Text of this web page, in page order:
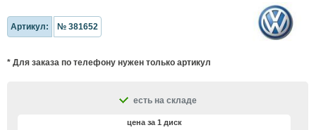
Артикул: № 381652
* Для заказа по телефону нужен только артикул
есть на складе
цена за 1 диск